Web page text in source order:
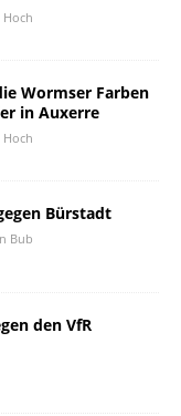
Hoch
Wormser Farben
in Auxerre
Hoch
Bürstadt
Bub
den VfR